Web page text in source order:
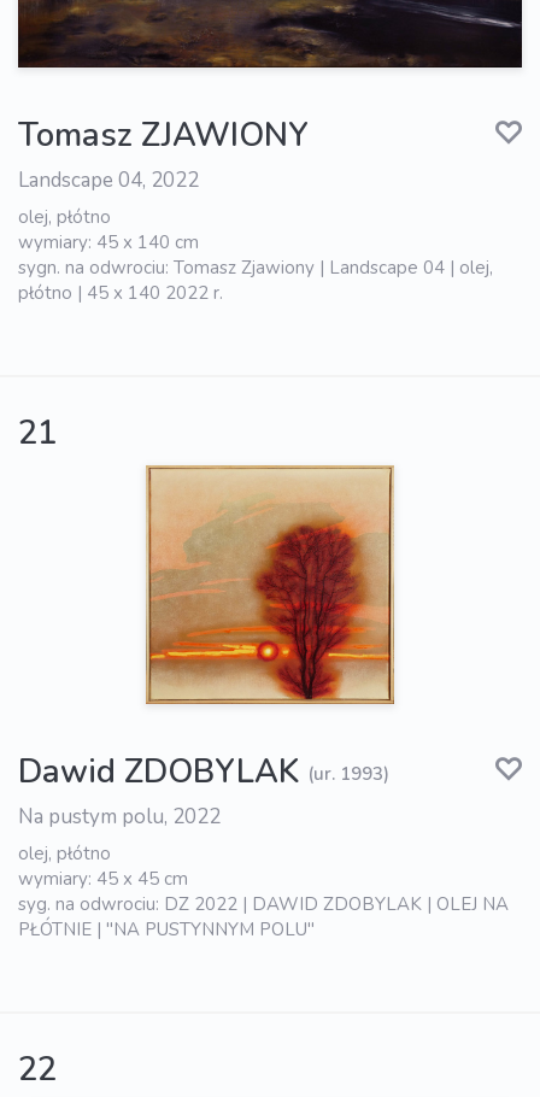
Tomasz ZJAWIONY
Landscape 04, 2022
olej, płótno
wymiary: 45 x 140 cm
sygn. na odwrociu: Tomasz Zjawiony | Landscape 04 | olej,
płótno | 45 x 140 2022 r.
21
Dawid ZDOBYLAK (ur. 1993)
Na pustym polu, 2022
olej, płótno
wymiary: 45 x 45 cm
syg. na odwrociu: DZ 2022 | DAWID ZDOBYLAK | OLEJ NA
PŁÓTNIE | "NA PUSTYNNYM POLU"
22